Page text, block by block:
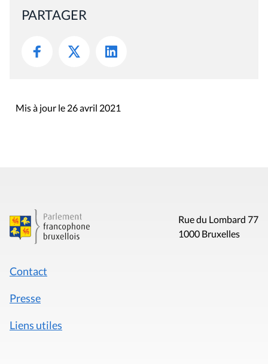
PARTAGER
Mis à jour le 26 avril 2021
Rue du Lombard 77
1000 Bruxelles
Contact
Presse
Liens utiles